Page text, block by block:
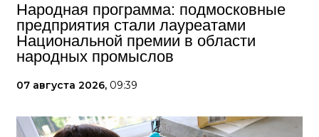
Народная программа: подмосковные
предприятия стали лауреатами
Национальной премии в области
народных промыслов
07 августа 2026, 09:39